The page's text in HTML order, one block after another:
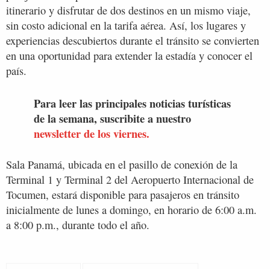
itinerario y disfrutar de dos destinos en un mismo viaje,
sin costo adicional en la tarifa aérea. Así, los lugares y
experiencias descubiertos durante el tránsito se convierten
en una oportunidad para extender la estadía y conocer el
país.
Para leer las principales noticias turísticas
de la semana, suscribite a nuestro
newsletter de los viernes.
Sala Panamá, ubicada en el pasillo de conexión de la
Terminal 1 y Terminal 2 del Aeropuerto Internacional de
Tocumen, estará disponible para pasajeros en tránsito
inicialmente de lunes a domingo, en horario de 6:00 a.m.
a 8:00 p.m., durante todo el año.